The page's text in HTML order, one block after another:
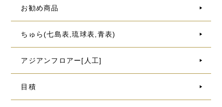
お勧め商品
ちゅら(七島表,琉球表,青表)
アジアンフロアー[人工]
目積